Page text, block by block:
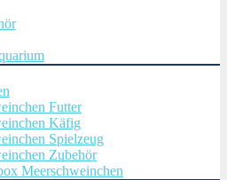
Futter
Käfig
Spielzeug
Zubehör
Meerschweinchen